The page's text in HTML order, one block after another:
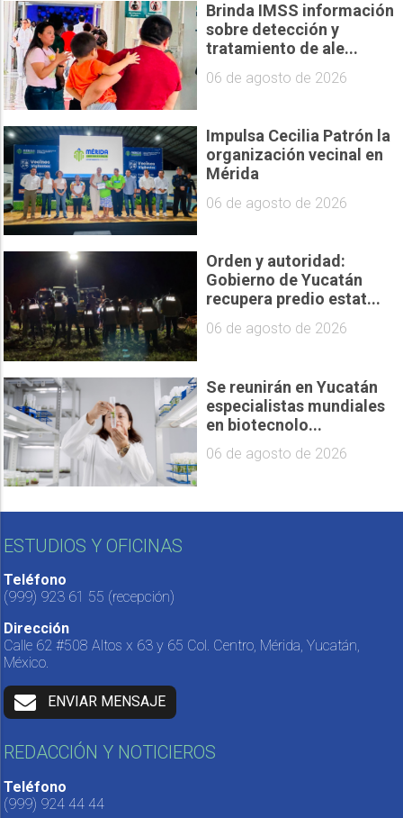
Brinda IMSS información
sobre detección y
tratamiento de ale...
06 de agosto de 2026
Impulsa Cecilia Patrón la
organización vecinal en
Mérida
06 de agosto de 2026
Orden y autoridad:
Gobierno de Yucatán
recupera predio estat...
06 de agosto de 2026
Se reunirán en Yucatán
especialistas mundiales
en biotecnolo...
06 de agosto de 2026
ESTUDIOS Y OFICINAS
Teléfono
(999) 923 61 55 (recepción)
Dirección
Calle 62 #508 Altos x 63 y 65 Col. Centro, Mérida, Yucatán,
México.
ENVIAR MENSAJE
REDACCIÓN Y NOTICIEROS
Teléfono
(999) 924 44 44